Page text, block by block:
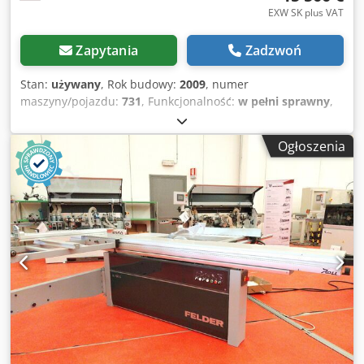
EXW SK plus VAT
Zapytania Zadzwoń
Stan: używany, Rok budowy: 2009, numer
maszyny/pojazdu: 731, Funkcjonalność: w pełni sprawny,
, prąd wejściowy:
częstotliwość wejściowa:50 Hz, wysokość cięcia (maks.):
100 mm
, szerokość cięcia (maks.):
, średnica
tarczy piły:
, otwór tarczy piły: 80 mm
obrotowa (maks.):4 800 obr./min, prędkość obrotowa
(min.):2 800 obr./min, całkowita wysokość: 1 650 mm
,
masa całkowita:4 500 kg, przebieg osi X:3 800 mm,
długość cięcia (maks.):3 800 mm, waga przedmiotu
obrabianego (maks.):80 kg, ciśnienie powietrza:6 belka,
przyłącze sprężonego powietrza:6 belka, wysokość cięcia z
nacinakiem (maks.):
100 mm, średnica dyszy wyciągowej:
120 mm, długość posuwu oś X: 3 800 mm , posuw osi X: 70
m/min
, główna średnica piły:380 mm
, Wyposażenie:
dozownik
, Piła jest regularnie serwisowana i znajduje się
w perfekcyjnym stanie technicznym. Pracuje codziennie na
Ogłoszenia